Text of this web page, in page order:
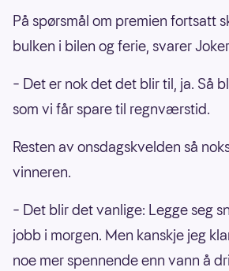
På spørsmål om premien fortsatt
bulken i bilen og ferie, svarer
– Det er nok det det blir til, ja. Så
som vi får spare til regnværstid.
Resten av onsdagskvelden så
vinneren.
– Det blir det vanlige: Legge seg
jobb i morgen. Men kanskje jeg
noe mer spennende enn vann å